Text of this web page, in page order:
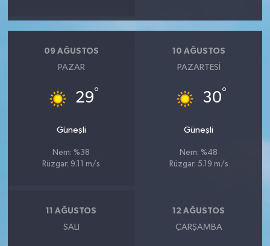
09 AĞUSTOS
PAZAR
29°
Güneşli
Nem: %38
Rüzgar: 9.11 m/s
10 AĞUSTOS
PAZARTESI
30°
Güneşli
Nem: %48
Rüzgar: 5.19 m/s
11 AĞUSTOS
SALI
12 AĞUSTOS
ÇARŞAMBA